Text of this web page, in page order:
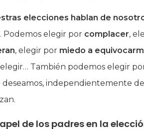
elecciones hablan de
Podemos elegir por complacer,
, elegir por miedo a
También podemos elegir
independientemente
de los padres en la